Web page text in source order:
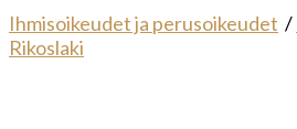
Ihmisoikeudet ja perusoikeudet /
Rikoslaki